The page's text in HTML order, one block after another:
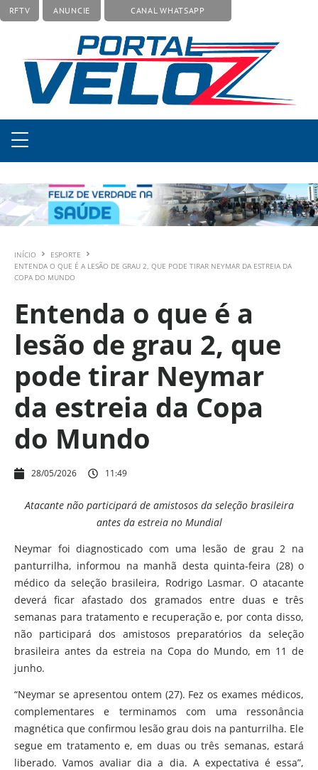
RFTV ANUNCIE CANAL WHATSAPP
INÍCIO
ESPORTE
ENTENDA O QUE É A LESÃO DE GRAU 2, QUE PODE TIRAR NEYMAR DA ESTREIA DA
COPA DO MUNDO
Entenda o que é a
lesão de grau 2, que
pode tirar Neymar
da estreia da Copa
do Mundo
28/05/2026 11:49
Atacante não participará de amistosos da seleção brasileira
antes da estreia no Mundial
Neymar foi diagnosticado com uma lesão de grau 2 na
panturrilha, informou na manhã desta quinta-feira (28) o
médico da seleção brasileira, Rodrigo Lasmar. O atacante
deverá ficar afastado dos gramados entre duas e três
semanas para tratamento e recuperação e, por conta disso,
não participará dos amistosos preparatórios da seleção
brasileira antes da estreia na Copa do Mundo, em 11 de
junho.
“Neymar se apresentou ontem (27). Fez os exames médicos,
complementares e terminamos com uma ressonância
magnética que confirmou lesão grau dois na panturrilha. Ele
segue em tratamento e, em duas ou três semanas, estará
liberado. Vamos avaliar dia a dia. A expectativa é essa”,